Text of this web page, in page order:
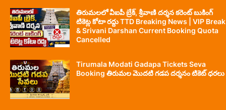
తిరుమలలో వీఐపీ బ్రేక్, శ్రీవాణి దర్శన కరెంట్ బుకింగ్
టికెట్ల కోటా రద్దు TTD Breaking News | VIP Break
& Srivani Darshan Current Booking Quota
Cancelled
Tirumala Modati Gadapa Tickets Seva
Booking తిరుమల మొదటి గడప దర్శనం టికెట్ ధరలు